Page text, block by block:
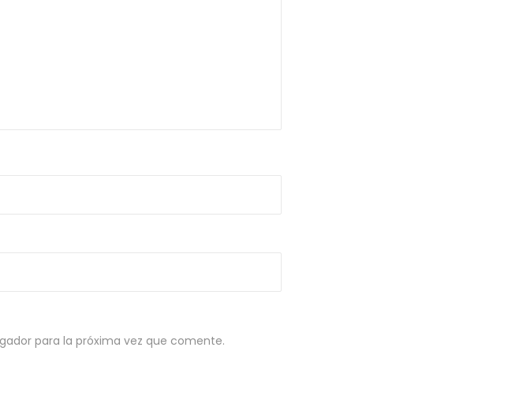
para la próxima vez que comente.